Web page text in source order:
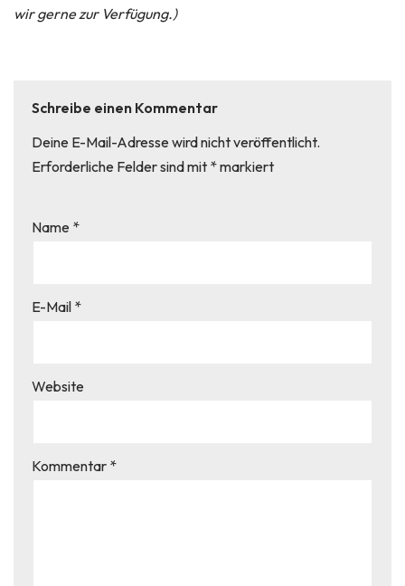
wir gerne zur Verfügung.)
Schreibe einen Kommentar
Deine E-Mail-Adresse wird nicht veröffentlicht.
Erforderliche Felder sind mit *markiert
Name *
E-Mail *
Website
Kommentar *